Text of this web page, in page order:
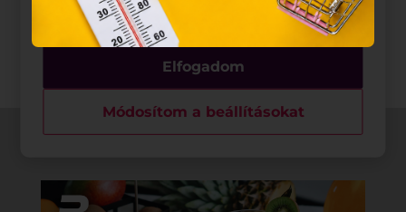
hozzájárulását kell kérniük.
Elfogadom
Módosítom a beállításokat